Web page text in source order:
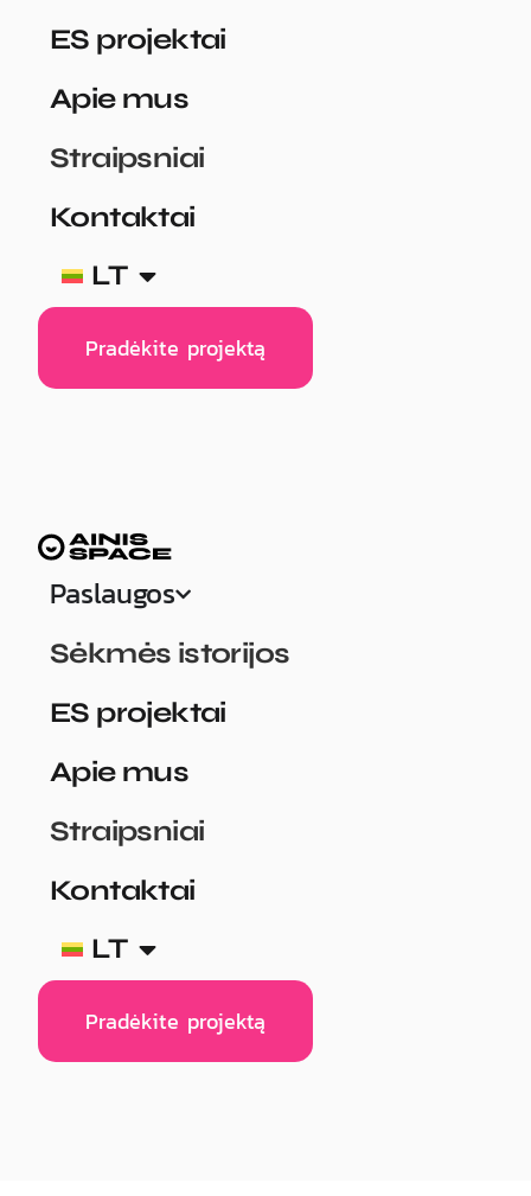
ES projektai
Apie mus
Straipsniai
Kontaktai
LT
Pradėkite projektą
Paslaugos
Sėkmės istorijos
ES projektai
Apie mus
Straipsniai
Kontaktai
LT
Pradėkite projektą